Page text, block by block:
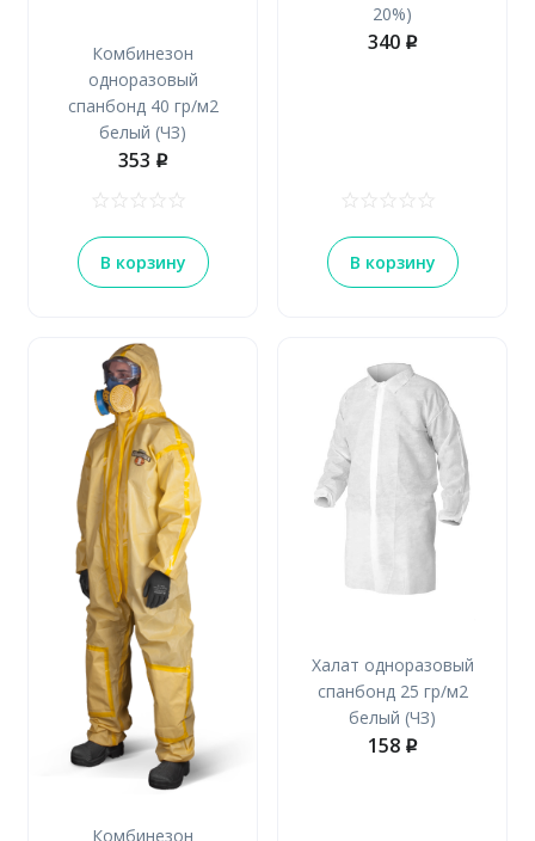
Комбинезон
одноразовый
спанбонд 40 гр/м2
белый (ЧЗ)
353 p
В корзину
20%)
340 p
В корзину
Комбинезон
Халат одноразовый
спанбонд 25 гр/м2
белый (ЧЗ)
158 p